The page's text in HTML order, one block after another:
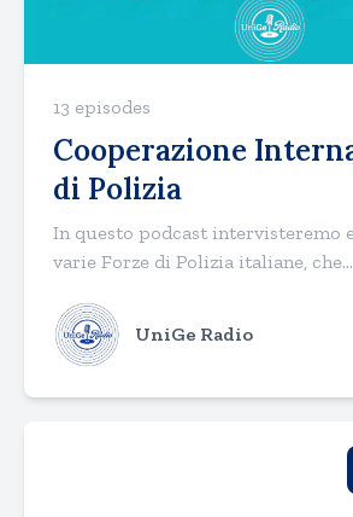
13 episodes
Cooperazione
di Polizia
In questo podcast intervisteremo
varie Forze di Polizia italiane, che...
UniGe Radio